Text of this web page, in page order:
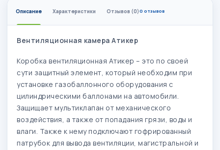
Описание Характеристики Отзывов (0)0 отзывов
Вентиляционная камера Атикер
Коробка вентиляционная Атикер – это по своей
сути защитный элемент, который необходим при
установке газобаллонного оборудования с
цилиндрическими баллонами на автомобили.
Защищает мультиклапан от механического
воздействия, а также от попадания грязи, воды и
влаги. Также к нему подключают гофрированный
патрубок для вывода вентиляции, магистральной и